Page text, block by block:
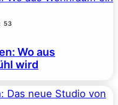
53
Wo aus
wird